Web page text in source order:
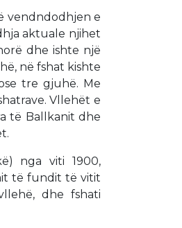
vendndodhjen e
aktuale njihet
dhe ishte një
në fshat kishte
tre gjuhë. Me
Vllehët e
të Ballkanit dhe
nga viti 1900,
të fundit të vitit
dhe fshati